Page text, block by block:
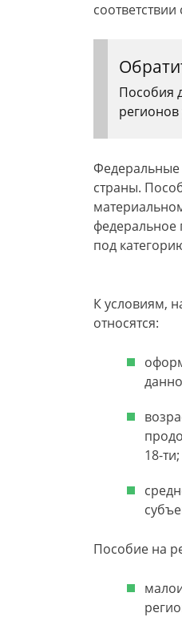
Пособия
Федеральные
страны.
федеральное
под
К условиям,
относятся:
18-ти;
Пособие на